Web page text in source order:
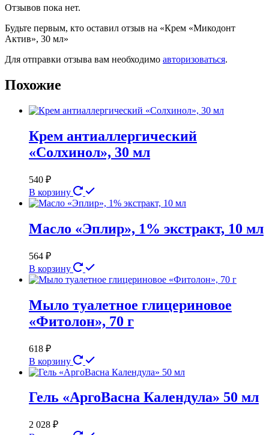
Отзывов пока нет.
Будьте первым, кто оставил отзыв на «Крем «Микодонт
Актив», 30 мл»
Для отправки отзыва вам необходимо авторизоваться.
Похожие
Крем антиаллергический
«Солхинол», 30 мл
540 ₽
В корзину
Масло «Эплир», 1% экстракт, 10 мл
564 ₽
В корзину
Мыло туалетное глицериновое
«Фитолон», 70 г
618 ₽
В корзину
Гель «АргоВасна Календула» 50 мл
2 028 ₽